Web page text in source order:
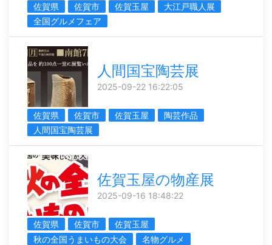
佐賀県 佐賀市 佐賀玉屋
大江戸職人展
全国グルメフェア
人間国宝陶芸展
2025-09-22 16:22:05
佐賀県 佐賀市 佐賀玉屋
陶芸作品
人間国宝陶芸展
佐賀玉屋の物産展
2025-09-16 18:48:22
佐賀県 佐賀市
佐賀玉屋
秋の全国うまいもの大会
名物グルメ